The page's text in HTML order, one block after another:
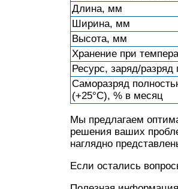
Длина, мм
Ширина, мм
Высота, мм
Хранение при
Ресурс, заряд/
Саморазряд
(+25°С), % в месяц
Мы предлагаем
решения ваших
наглядно
Если остались